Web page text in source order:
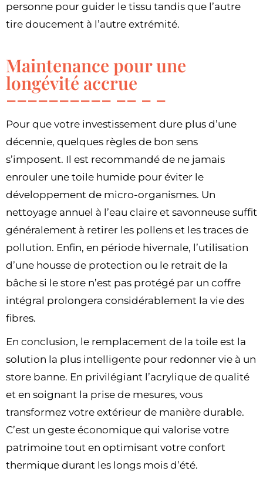
personne pour guider le tissu tandis que l’autre
tire doucement à l’autre extrémité.
Maintenance pour une
longévité accrue
Pour que votre investissement dure plus d’une
décennie, quelques règles de bon sens
s’imposent. Il est recommandé de ne jamais
enrouler une toile humide pour éviter le
développement de micro-organismes. Un
nettoyage annuel à l’eau claire et savonneuse suffit
généralement à retirer les pollens et les traces de
pollution. Enfin, en période hivernale, l’utilisation
d’une housse de protection ou le retrait de la
bâche si le store n’est pas protégé par un coffre
intégral prolongera considérablement la vie des
fibres.
En conclusion, le remplacement de la toile est la
solution la plus intelligente pour redonner vie à un
store banne. En privilégiant l’acrylique de qualité
et en soignant la prise de mesures, vous
transformez votre extérieur de manière durable.
C’est un geste économique qui valorise votre
patrimoine tout en optimisant votre confort
thermique durant les longs mois d’été.